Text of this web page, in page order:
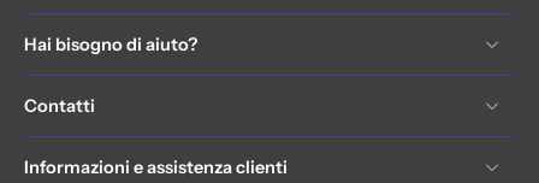
Hai bisogno di aiuto?
Contatti
Informazioni e assistenza clienti